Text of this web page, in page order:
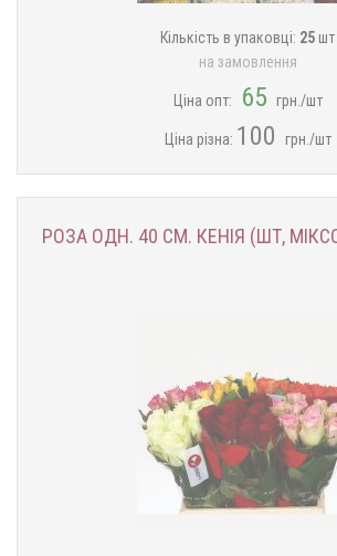
Кількість в упаковці: 25 шт
на замовлення
Ціна опт: 65 грн./шт
Ціна різна: 100 грн./шт
РОЗА ОДН. 40 СМ. КЕНІЯ (ШТ,